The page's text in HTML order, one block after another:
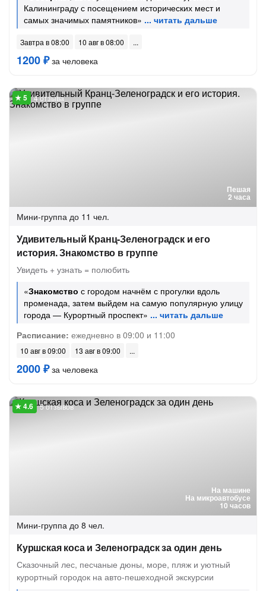
Калининграду с посещением исторических мест и
самых значимых памятников»
Завтра в 08:00 10 авг в 08:00
1200 ₽за человека
Пешая
2 часа
4 отзыва
Мини-группа до 11 чел.
Удивительный Кранц-Зеленоградск и его
история. Знакомство в группе
Увидеть + узнать = полюбить
«Знакомство с городом начнём с прогулки вдоль
променада, затем выйдем на самую популярную улицу
города — Курортный проспект»
Расписание: ежедневно в 09:00 и 11:00
10 авг в 09:00 13 авг в 09:00
2000 ₽за человека
На машине
На микроавтобусе
10 часов
5 отзывов
Мини-группа до 8 чел.
Куршская коса и Зеленоградск за один день
Сказочный лес, песчаные дюны, море, пляж и уютный
курортный городок на авто-пешеходной экскурсии